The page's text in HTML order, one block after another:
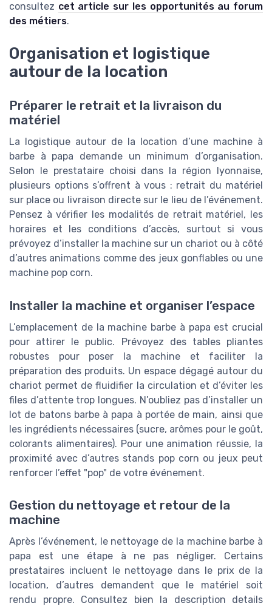
consultez cet article sur les opportunités au forum
des métiers.
Organisation et logistique
autour de la location
Préparer le retrait et la livraison du
matériel
La logistique autour de la location d’une machine à
barbe à papa demande un minimum d’organisation.
Selon le prestataire choisi dans la région lyonnaise,
plusieurs options s’offrent à vous : retrait du matériel
sur place ou livraison directe sur le lieu de l’événement.
Pensez à vérifier les modalités de retrait matériel, les
horaires et les conditions d’accès, surtout si vous
prévoyez d’installer la machine sur un chariot ou à côté
d’autres animations comme des jeux gonflables ou une
machine pop corn.
Installer la machine et organiser l’espace
L’emplacement de la machine barbe à papa est crucial
pour attirer le public. Prévoyez des tables pliantes
robustes pour poser la machine et faciliter la
préparation des produits. Un espace dégagé autour du
chariot permet de fluidifier la circulation et d’éviter les
files d’attente trop longues. N’oubliez pas d’installer un
lot de batons barbe à papa à portée de main, ainsi que
les ingrédients nécessaires (sucre, arômes pour le goût,
colorants alimentaires). Pour une animation réussie, la
proximité avec d’autres stands pop corn ou jeux peut
renforcer l’effet "pop" de votre événement.
Gestion du nettoyage et retour de la
machine
Après l’événement, le nettoyage de la machine barbe à
papa est une étape à ne pas négliger. Certains
prestataires incluent le nettoyage dans le prix de la
location, d’autres demandent que le matériel soit
rendu propre. Consultez bien la description details